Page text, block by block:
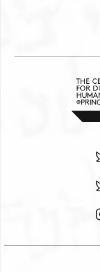
הודו// ופצאיל
ולקד חצרת קראת
סידנא שר השרים